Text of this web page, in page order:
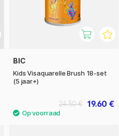
BIC
Kids Visaquarelle Brush 18-set
(5 jaar+)
19.60 €
24.50 €